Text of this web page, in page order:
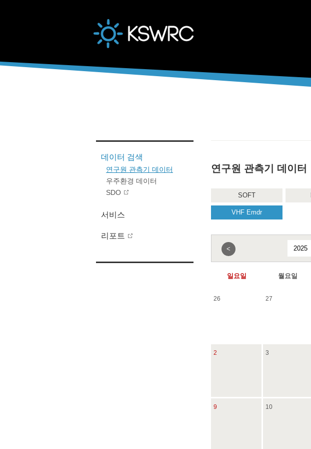
데이터 검색
연구원 관측기 데이터
우주환경 데이터
SDO
서비스
리포트
연구원 관측기 데이터
SOFT
VHF Emdr
<
일요일 월요일
26 27
2 3
9 10